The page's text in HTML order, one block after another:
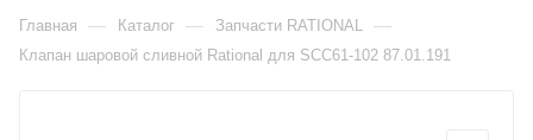
Главная — Каталог — Запчасти RATIONAL —
Клапан шаровой сливной Rational для SCC61-102 87.01.191